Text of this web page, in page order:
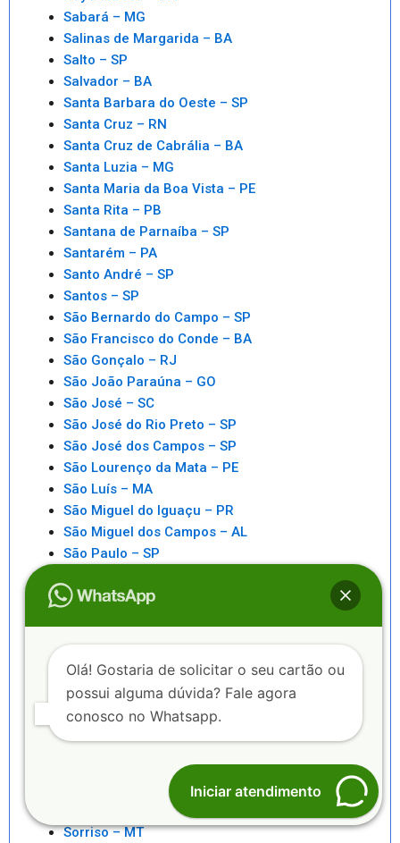
Sabará – MG
Salinas de Margarida – BA
Salto – SP
Salvador – BA
Santa Barbara do Oeste – SP
Santa Cruz – RN
Santa Cruz de Cabrália – BA
Santa Luzia – MG
Santa Maria da Boa Vista – PE
Santa Rita – PB
Santana de Parnaíba – SP
Santarém – PA
Santo André – SP
Santos – SP
São Bernardo do Campo – SP
São Francisco do Conde – BA
São Gonçalo – RJ
São João Paraúna – GO
São José – SC
São José do Rio Preto – SP
São José dos Campos – SP
São Lourenço da Mata – PE
São Luís – MA
São Miguel do Iguaçu – PR
São Miguel dos Campos – AL
São Paulo – SP
São Sebastiao – SP
Senhor do Bonfim – BA
Serra – ES
Serrinha – BA
Sete Lagoas – MG
Sorriso – MT
Olá! Gostaria de solicitar o seu cartão ou
possui alguma dúvida? Fale agora
conosco no Whatsapp.
Iniciar atendimento